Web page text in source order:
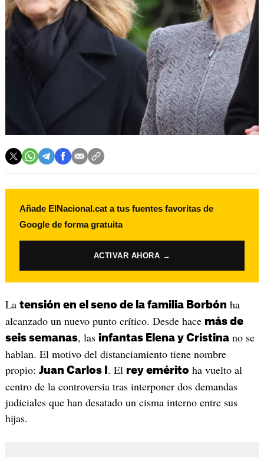
Añade ElNacional.cat a tus fuentes favoritas de
Google de forma gratuita
ACTIVAR AHORA →
La tensión en el seno de la familia Borbón ha
alcanzado un nuevo punto crítico. Desde hace más de
seis semanas, las infantas Elena y Cristinano se
hablan. El motivo del distanciamiento tiene nombre
propio: Juan Carlos I . El rey emérito ha vuelto al
centro de la controversia tras interponer dos demandas
judiciales que han desatado un cisma interno entre sus
hijas.